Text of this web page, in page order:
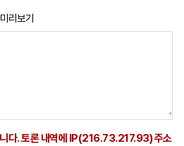
미리보기
니다. 토론 내역에 IP(216.73.217.93) 주소